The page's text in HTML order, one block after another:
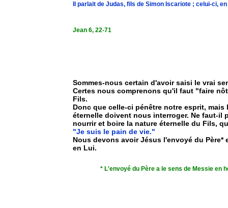
Il parlait de Judas, fils de Simon Iscariote ; celui-ci,
Jean 6, 22-71
Sommes-nous certain d'avoir saisi le vrai
Certes nous comprenons qu'il faut "faire
Fils.
Donc que celle-ci pénêtre notre esprit, mais
éternelle doivent nous interroger. Ne faut-il
nourrir et boire la nature éternelle du Fils,
"Je suis le pain de vie."
Nous devons avoir Jésus l'envoyé du Père*
en Lui.
* L'envoyé du Père a le sens de Messie en